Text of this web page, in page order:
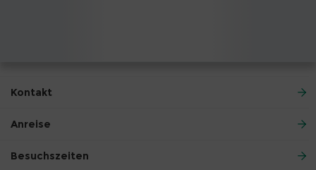
Kontakt
Anreise
Besuchszeiten